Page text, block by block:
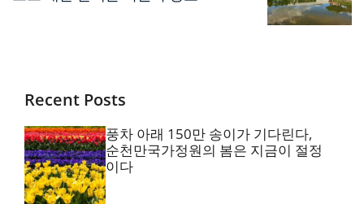
Recent Posts
풍차 아래 150만 송이가 기다린다,
순천만국가정원의 봄은 지금이 절정
이다